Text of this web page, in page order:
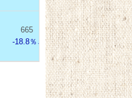
665
-18.8％↓
678
-17.2％↓